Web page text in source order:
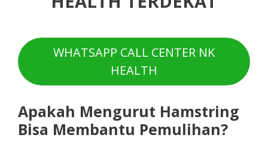
WHATSAPP CALL CENTER NK
HEALTH
Apakah Mengurut Hamstring
Bisa Membantu Pemulihan?